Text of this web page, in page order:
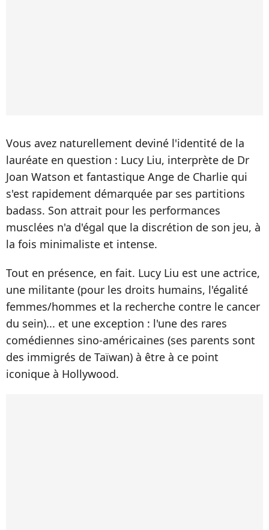
Vous avez naturellement deviné l'identité de la
lauréate en question : Lucy Liu, interprète de Dr
Joan Watson et fantastique Ange de Charlie qui
s'est rapidement démarquée par ses partitions
badass. Son attrait pour les performances
musclées n'a d'égal que la discrétion de son jeu, à
la fois minimaliste et intense.
Tout en présence, en fait. Lucy Liu est une actrice,
une militante (pour les droits humains, l'égalité
femmes/hommes et la recherche contre le cancer
du sein)... et une exception : l'une des rares
comédiennes sino-américaines (ses parents sont
des immigrés de Taïwan) à être à ce point
iconique à Hollywood.